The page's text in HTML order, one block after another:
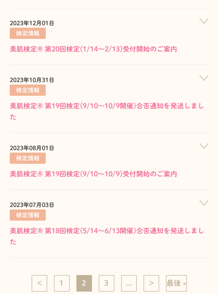
2023年12月01日
検定情報
美肌検定® 第20回検定(1/14～2/13)受付開始のご案内
2023年10月31日
検定情報
美肌検定® 第19回検定(9/10～10/9開催)合否通知を発送しまし
た
2023年08月01日
検定情報
美肌検定® 第19回検定(9/10～10/9)受付開始のご案内
2023年07月03日
検定情報
美肌検定® 第18回検定(5/14～6/13開催)合否通知を発送しまし
た
< 1 2 3 ... > 最後 »